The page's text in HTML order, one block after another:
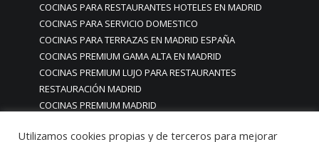
COCINAS PARA RESTAURANTES HOTELES EN MADRID
COCINAS PARA SERVICIO DOMESTICO
COCINAS PARA TERRAZAS EN MADRID ESPAÑA
COCINAS PREMIUM GAMA ALTA EN MADRID
COCINAS PREMIUM LUJO PARA RESTAURANTES
RESTAURACIÓN MADRID
COCINAS PREMIUM MADRID
COCINAS PROFESIONALES
Utilizamos cookies propias y de terceros para mejorar